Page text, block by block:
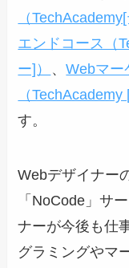
（
エンドコース（
ー]）
、Webマー
（
す。
Webデザイナー
「NoCode」サ
ナーが今後も仕
グラミングやマ